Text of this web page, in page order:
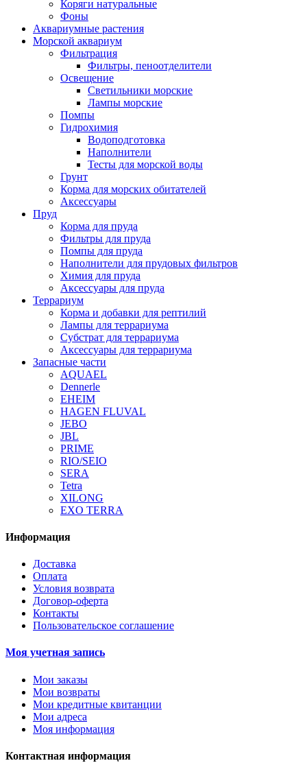
Коряги натуральные
Фоны
Аквариумные растения
Морской аквариум
Фильтрация
Фильтры, пеноотделители
Освещение
Светильники морские
Лампы морские
Помпы
Гидрохимия
Водоподготовка
Наполнители
Тесты для морской воды
Грунт
Корма для морских обитателей
Аксессуары
Пруд
Корма для пруда
Фильтры для пруда
Помпы для пруда
Наполнители для прудовых фильтров
Химия для пруда
Аксессуары для пруда
Террариум
Корма и добавки для рептилий
Лампы для террариума
Субстрат для террариума
Аксессуары для террариума
Запасные части
AQUAEL
Dennerle
EHEIM
HAGEN FLUVAL
JEBO
JBL
PRIME
RIO/SEIO
SERA
Tetra
XILONG
EXO TERRA
Информация
Доставка
Оплата
Условия возврата
Договор-оферта
Контакты
Пользовательское соглашение
Моя учетная запись
Мои заказы
Мои возвраты
Мои кредитные квитанции
Мои адреса
Моя информация
Контактная информация